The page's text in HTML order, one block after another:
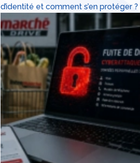
d’identité et comment s’en protéger ?